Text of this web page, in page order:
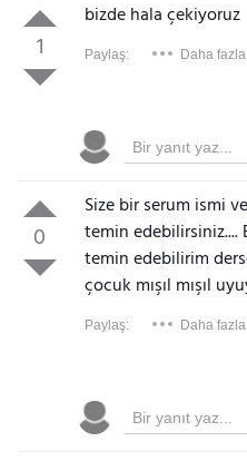
1
bizde hala çekiyoruz
Paylaş: Daha fazla
0
Size bir serum ismi
temin edebilirsiniz....
temin edebilirim
çocuk mışıl mışıl
Paylaş: Daha fazla